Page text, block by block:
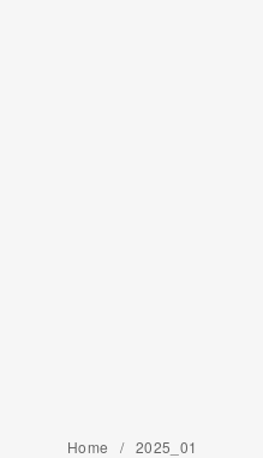
Home 2025_01